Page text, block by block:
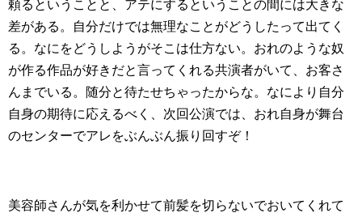
頼るということと、アテにするということの間には大きな
差がある。自分だけでは無理なことがどうしたって出てく
る。なにをどうしようがそこは仕方ない。おれのような奴
が作る作品が好きだと言ってくれる共演者がいて、お客さ
んまでいる。随分と待たせちゃったからな。なにより自分
自身の期待に応えるべく、次回公演では、おれ自身が舞台
のセンターでアレをぶんぶん振り回すぞ！
美容師さんが気を利かせて前髪を切らないでおいてくれて